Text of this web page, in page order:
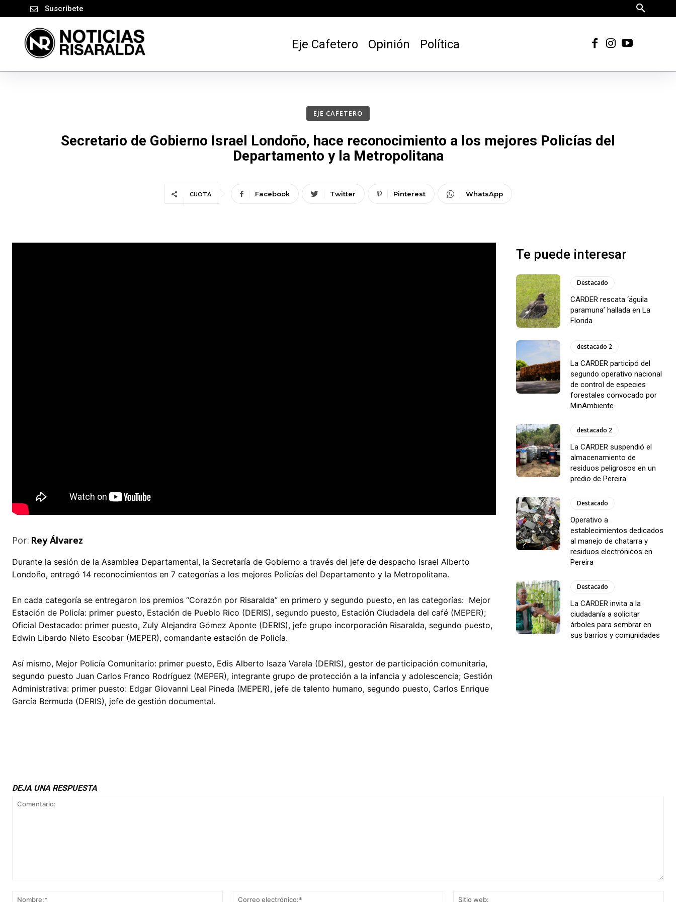
Suscríbete
Eje Cafetero Opinión Política
EJE CAFETERO
Secretario de Gobierno Israel Londoño, hace reconocimiento a los mejores Policías del
Departamento y la Metropolitana
CUOTA Facebook Twitter Pinterest WhatsApp
Por: Rey Álvarez
Durante la sesión de la Asamblea Departamental, la Secretaría de Gobierno a través del jefe de despacho Israel Alberto
Londoño, entregó 14 reconocimientos en 7 categorías a los mejores Policías del Departamento y la Metropolitana.
En cada categoría se entregaron los premios “Corazón por Risaralda” en primero y segundo puesto, en las categorías: Mejor
Estación de Policía: primer puesto, Estación de Pueblo Rico (DERIS), segundo puesto, Estación Ciudadela del café (MEPER);
Oficial Destacado: primer puesto, Zuly Alejandra Gómez Aponte (DERIS), jefe grupo incorporación Risaralda, segundo puesto,
Edwin Libardo Nieto Escobar (MEPER), comandante estación de Policía.
Así mismo, Mejor Policía Comunitario: primer puesto, Edis Alberto Isaza Varela (DERIS), gestor de participación comunitaria,
segundo puesto Juan Carlos Franco Rodríguez (MEPER), integrante grupo de protección a la infancia y adolescencia; Gestión
Administrativa: primer puesto: Edgar Giovanni Leal Pineda (MEPER), jefe de talento humano, segundo puesto, Carlos Enrique
García Bermuda (DERIS), jefe de gestión documental.
Te puede interesar
Destacado
CARDER rescata ‘águila
paramuna’ hallada en La
Florida
destacado 2
La CARDER participó del
segundo operativo nacional
de control de especies
forestales convocado por
MinAmbiente
destacado 2
La CARDER suspendió el
almacenamiento de
residuos peligrosos en un
predio de Pereira
Destacado
Operativo a
establecimientos dedicados
al manejo de chatarra y
residuos electrónicos en
Pereira
Destacado
La CARDER invita a la
ciudadanía a solicitar
árboles para sembrar en
sus barrios y comunidades
DEJA UNA RESPUESTA
Nombre:*
Correo